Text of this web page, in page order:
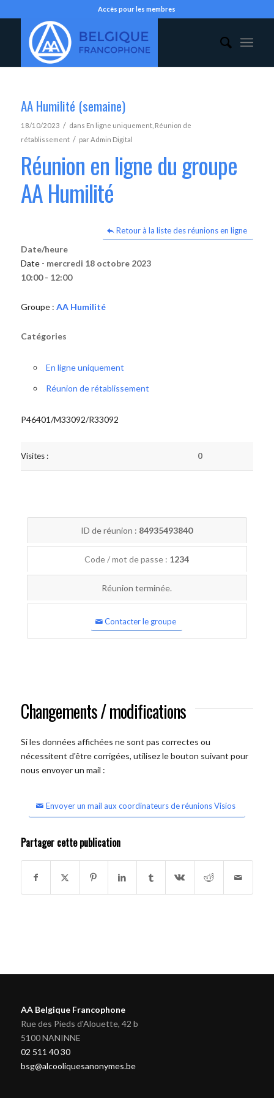
Accès pour les membres
AA Humilité (semaine)
18/10/2023 / dans En ligne uniquement, Réunion de
rétablissement / parAdmin Digital
Réunion en ligne du groupe
AA Humilité
Retour à la liste des réunions en ligne
Date/heure
Date - mercredi 18 octobre 2023
10:00 - 12:00
Groupe : AA Humilité
Catégories
En ligne uniquement
Réunion de rétablissement
P46401/M33092/R33092
Visites : 0
ID de réunion : 84935493840
Code / mot de passe : 1234
Réunion terminée.
Contacter le groupe
Changements / modifications
Si les données affichées ne sont pas correctes ou
nécessitent d'être corrigées, utilisez le bouton suivant pour
nous envoyer un mail :
Envoyer un mail aux coordinateurs de réunions Visios
Partager cette publication
AA Belgique Francophone
Rue des Pieds d'Alouette, 42 b
5100 NANINNE
02 511 40 30
bsg@alcooliquesanonymes.be